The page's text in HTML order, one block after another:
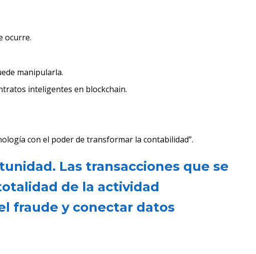
ocurre.
manipularla.
inteligentes en blockchain.
con el poder de transformar la contabilidad”.
Las transacciones que se
de la actividad
fraude y conectar datos